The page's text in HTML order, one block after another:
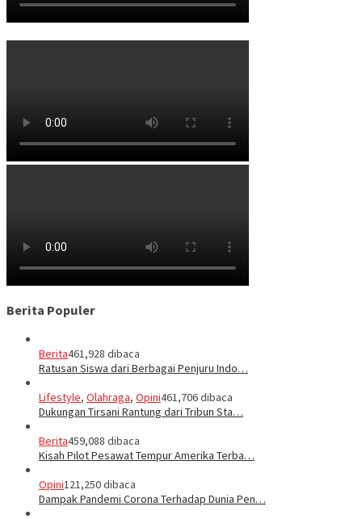
Berita Populer
Berita461,928 dibaca
Ratusan Siswa dari Berbagai Penjuru Indo…
Lifestyle, Olahraga, Opini461,706 dibaca
Dukungan Tirsani Rantung dari Tribun Sta…
Berita459,088 dibaca
Kisah Pilot Pesawat Tempur Amerika Terba…
Opini121,250 dibaca
Dampak Pandemi Corona Terhadap Dunia Pen…